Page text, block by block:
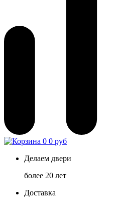
0 0 руб
Делаем двери
более 20 лет
Доставка